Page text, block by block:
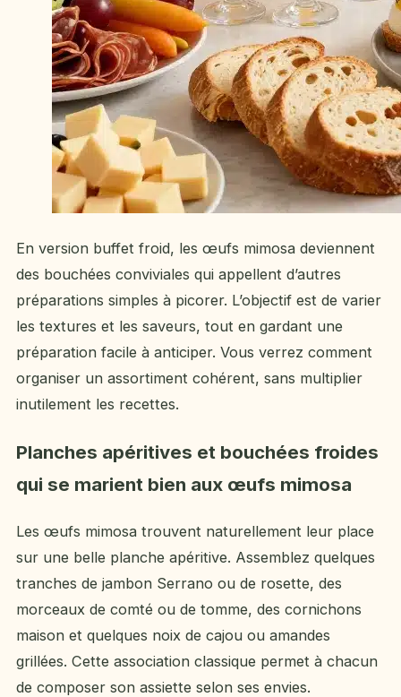
En version buffet froid, les œufs mimosa deviennent
des bouchées conviviales qui appellent d’autres
préparations simples à picorer. L’objectif est de varier
les textures et les saveurs, tout en gardant une
préparation facile à anticiper. Vous verrez comment
organiser un assortiment cohérent, sans multiplier
inutilement les recettes.
Planches apéritives et bouchées froides
qui se marient bien aux œufs mimosa
Les œufs mimosa trouvent naturellement leur place
sur une belle planche apéritive. Assemblez quelques
tranches de jambon Serrano ou de rosette, des
morceaux de comté ou de tomme, des cornichons
maison et quelques noix de cajou ou amandes
grillées. Cette association classique permet à chacun
de composer son assiette selon ses envies.